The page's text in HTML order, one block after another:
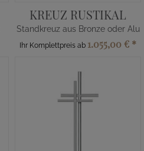
KREUZ RUSTIKAL
Standkreuz aus Bronze oder Alu
Ihr Komplettpreis ab 1.055,00 € *